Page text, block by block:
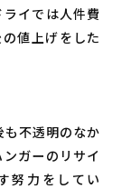
イでは人件費
値上げをした
も不透明のなか
ガーのリサイ
努力をしてい